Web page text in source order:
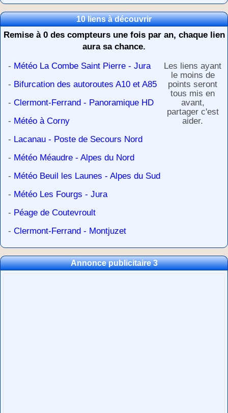
10 liens à découvrir
Remise à 0 des compteurs une fois par an, chaque lien
aura sa chance.
- Météo La Combe Saint Pierre - Jura
- Bifurcation des autoroutes A10 et A85
- Clermont-Ferrand - Panoramique HD
- Météo à Corny
- Lacanau - Poste de Secours Nord
- Météo Méaudre - Alpes du Nord
- Météo Beuil les Launes - Alpes du Sud
- Météo Les Fourgs - Jura
- Péage de Coutevroult
- Clermont-Ferrand - Montjuzet
Les liens ayant
le moins de
points seront
tous mis en
avant,
partager c'est
aider.
Annonce publicitaire 3